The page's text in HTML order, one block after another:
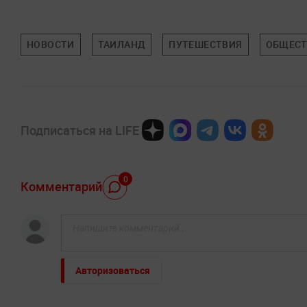
НОВОСТИ ТАИЛАНД ПУТЕШЕСТВИЯ
Подписаться на LIFE
Комментарий 0
Авторизоваться